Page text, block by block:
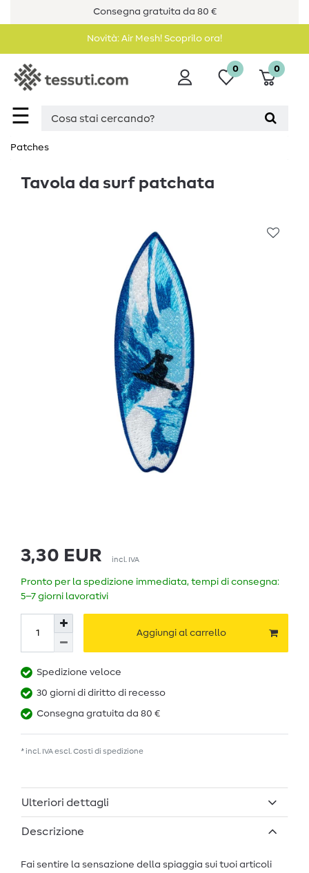
Consegna gratuita da 80 €
Novità: Air Mesh! Scoprilo ora!
☰
0 0
Patches
Tavola da surf patchata
3,30 EUR incl. IVA
Pronto per la spedizione immediata, tempi di consegna:
5–7 giorni lavorativi
Aggiungi al carrello
Spedizione veloce
30 giorni di diritto di recesso
Consegna gratuita da 80 €
* incl. IVA escl.Costi di spedizione
Ulteriori dettagli
Descrizione
Fai sentire la sensazione della spiaggia sui tuoi articoli